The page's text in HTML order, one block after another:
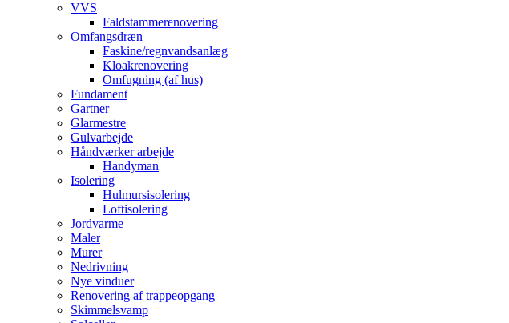
VVS
Faldstammerenovering
Omfangsdræn
Faskine/regnvandsanlæg
Kloakrenovering
Omfugning (af hus)
Fundament
Gartner
Glarmestre
Gulvarbejde
Håndværker arbejde
Handyman
Isolering
Hulmursisolering
Loftisolering
Jordvarme
Maler
Murer
Nedrivning
Nye vinduer
Renovering af trappeopgang
Skimmelsvamp